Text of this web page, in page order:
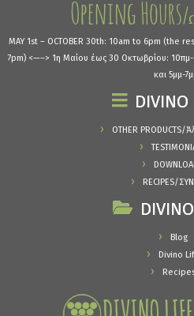
MAY 1st – OCTOBER 30th: 10am to 6pm (the
7pm) <—–> 1η Μαίου έως 30 Οκτωβρίου: 10πμ-
και 5μμ-
OTHER PRODUCTS/
RECIPES/
Blog
Divino